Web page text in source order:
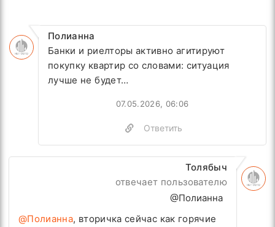
Полианна
Банки и риелторы активно агитируют
покупку квартир со словами: ситуация
лучше не будет…
07.05.2026, 06:06
Ответить
Толябыч
отвечает пользователю
@Полианна
@Полианна, вторичка сейчас как горячие